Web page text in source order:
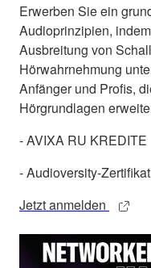
Erwerben Sie ein
Audioprinzipien,
Ausbreitung von
Hörwahrnehmung
Anfänger und Profis,
Hörgrundlagen
- AVIXA RU KREDITE
- Audioversity-Zertifikat
Jetzt anmelden